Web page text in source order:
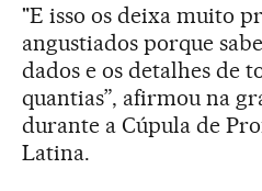
"E isso os deixa muito
angustiados porque
dados e os detalhes de
quantias”, afirmou na
durante a Cúpula de
Latina.